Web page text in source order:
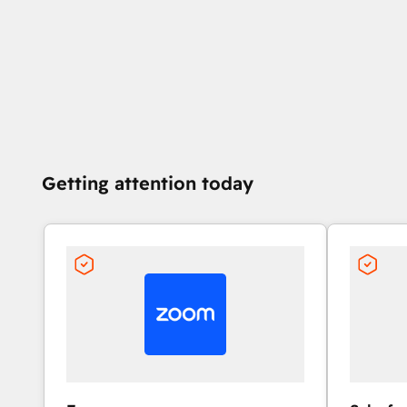
Getting attention today